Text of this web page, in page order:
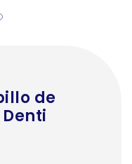
de